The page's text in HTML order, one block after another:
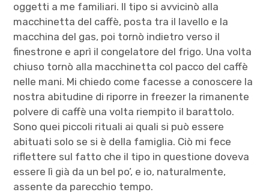
oggetti a me familiari. Il tipo si avvicinò alla
macchinetta del caffè, posta tra il lavello e la
macchina del gas, poi tornò indietro verso il
finestrone e aprì il congelatore del frigo. Una volta
chiuso tornò alla macchinetta col pacco del caffè
nelle mani. Mi chiedo come facesse a conoscere la
nostra abitudine di riporre in freezer la rimanente
polvere di caffè una volta riempito il barattolo.
Sono quei piccoli rituali ai quali si può essere
abituati solo se si è della famiglia. Ciò mi fece
riflettere sul fatto che il tipo in questione doveva
essere lì già da un bel po’, e io, naturalmente,
assente da parecchio tempo.